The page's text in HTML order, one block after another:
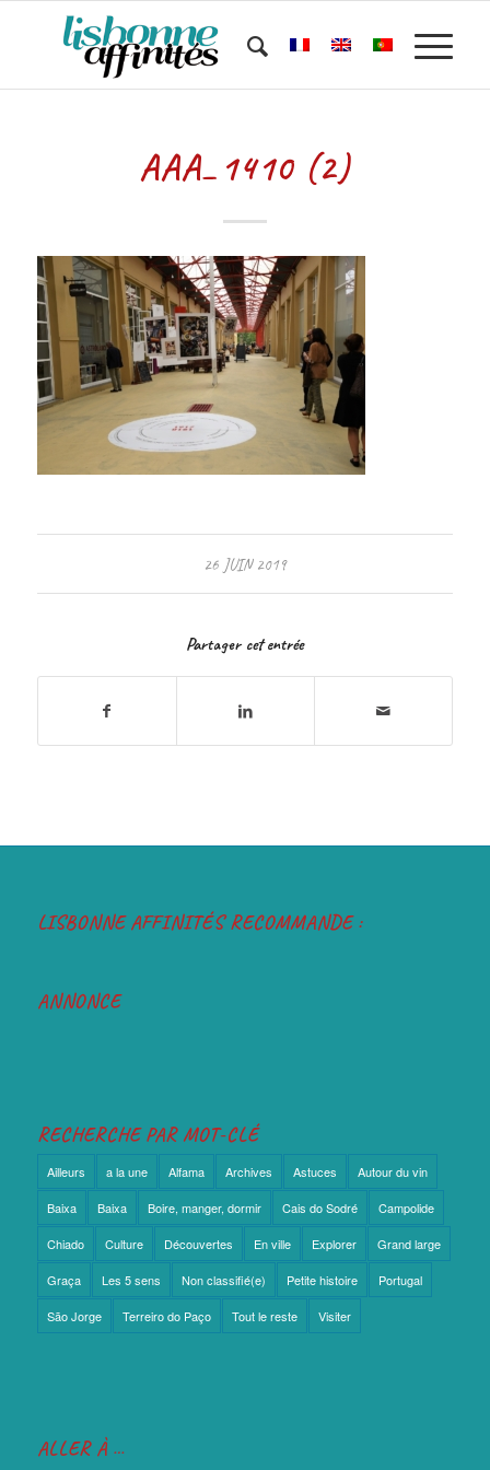
AAA_1410 (2)
26 JUIN 2019
Partager cet entrée
LISBONNE AFFINITÉS RECOMMANDE :
ANNONCE
RECHERCHE PAR MOT-CLÉ
Ailleurs a la une Alfama Archives Astuces Autour du vin
Baixa Baixa Boire, manger, dormir Cais do Sodré Campolide
Chiado Culture Découvertes En ville Explorer Grand large
Graça Les 5 sens Non classifié(e) Petite histoire Portugal
São Jorge Terreiro do Paço Tout le reste Visiter
ALLER À …